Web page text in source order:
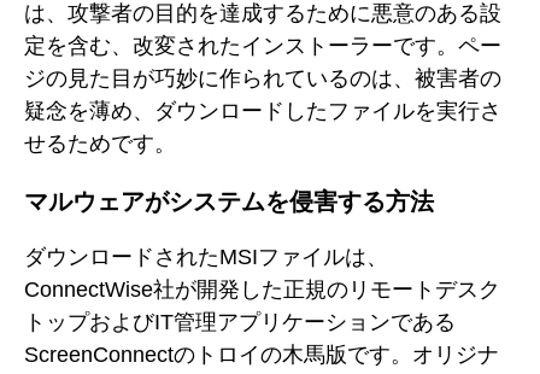
は、攻撃者の目的を達成するために悪意のある設
定を含む、改変されたインストーラーです。ペー
ジの見た目が巧妙に作られているのは、被害者の
疑念を薄め、ダウンロードしたファイルを実行さ
せるためです。
マルウェアがシステムを侵害する方法
ダウンロードされたMSIファイルは、
ConnectWise社が開発した正規のリモートデスク
トップおよびIT管理アプリケーションである
ScreenConnectのトロイの木馬版です。オリジナ